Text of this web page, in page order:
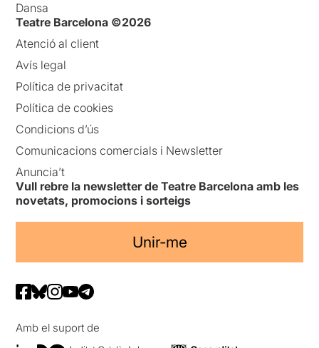
Dansa
Teatre Barcelona ©2026
Atenció al client
Avís legal
Política de privacitat
Política de cookies
Condicions d’ús
Comunicacions comercials i Newsletter
Anuncia’t
Vull rebre la newsletter de Teatre Barcelona amb les
novetats, promocions i sorteigs
Unir-me
Amb el suport de